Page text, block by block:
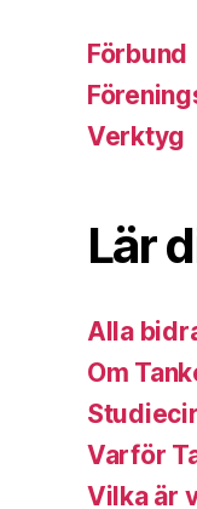
Förbund
Verktyg
Lär
Alla
Om
Varför
Vilka är